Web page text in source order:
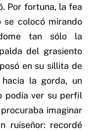
Por fortuna, la fea
colocó mirando
tan sólo la
del grasiento
en su sillita de
la gorda, un
podía ver su perfil
imaginar
ruiseñor: recordé